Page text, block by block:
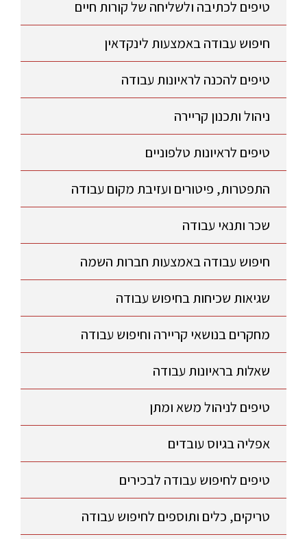
טיפים לכתיבה ולשליחה של קורות חיים
חיפוש עבודה באמצעות לינקדאין
טיפים להכנה לראיונות עבודה
ניהול ותכנון קריירה
טיפים לראיונות טלפוניים
התפטרות, פיטורים ועזיבת מקום עבודה
שכר ותנאי עבודה
חיפוש עבודה באמצעות חברות השמה
שגיאות שכיחות בחיפוש עבודה
מחקרים בנושאי קריירה וחיפוש עבודה
שאלות בראיונות עבודה
טיפים לניהול משא ומתן
אפליה בגיוס עובדים
טיפים לחיפוש עבודה לבכירים
טריקים, כלים ותוספים לחיפוש עבודה